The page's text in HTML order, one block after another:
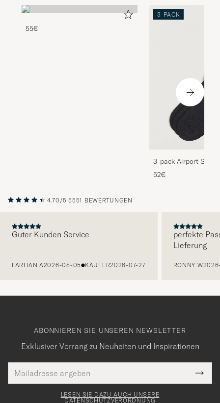
55€
3-PACK
3-pack Airport
Melange
52€
4.70/5 5551 BEWERTUNGEN
Guter Kunden Service
FARHAN A2026-08-05 KÄUFER2026-07-27
perfekte
Lieferung
RONNY W
ABONNIEREN SIE UNSEREN NEWSLETTER
Exklusiver Vorrang zu Neuheiten und Inspirationen
Mail
Adresse
Tack
för
LESEN SIE DAZU AUCH UNSERE
DATENSCHUTZVERORDNUNG